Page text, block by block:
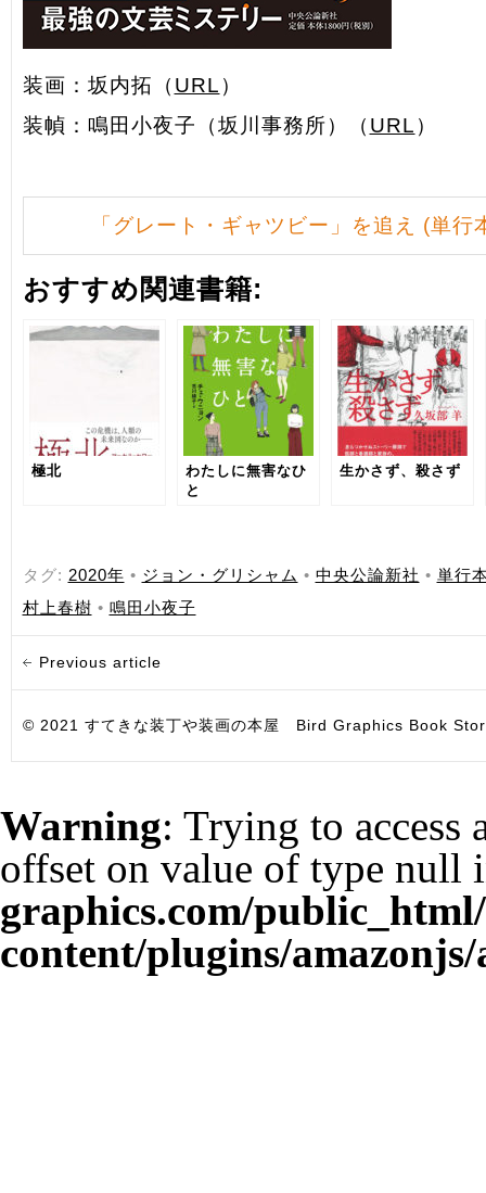
装画：坂内拓（ URL ）
装幀：鳴田小夜子（坂川事務所）（ URL ）
「グレート・ギャツビー」を追え (単行
おすすめ関連書籍:
極北
わたしに無害なひ
と
生かさず、殺さず
タグ: 2020年 • ジョン・グリシャム • 中央公論新社 • 単行
村上春樹 • 鳴田小夜子
Previous article
© 2021 すてきな装丁や装画の本屋 Bird Graphics Book
Warning: Trying to access
offset on value of type null
graphics.com/
content/plugins/